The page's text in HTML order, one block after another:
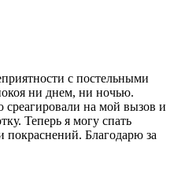
с постельными
ни днем, ни ночью.
на мой вызов и
Теперь я могу спать
покраснений. Благодарю за